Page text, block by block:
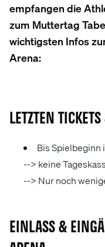
empfangen die
zum Muttertag
wichtigsten Infos
Arena:
Letzten
Bis Spielbeginn
--> keine
--> Nur noch
EINLASS &